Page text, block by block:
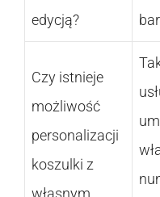
edycją?
Czy istnieje
możliwość
personalizacji
koszulki z
własnym